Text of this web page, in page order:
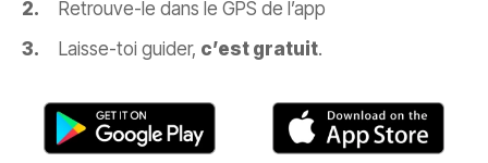
Retrouve-le dans le GPS de l’app
Laisse-toi guider, c’est gratuit.